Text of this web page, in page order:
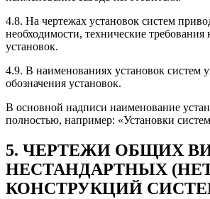
4.8. На чертежах установок систем
необходимости, технические
установок.
4.9. В наименованиях установок систем
обозначения установок.
В основной надписи наименование
полностью, например: «Установки
5. ЧЕРТЕЖИ ОБЩИХ
НЕСТАНДАРТНЫХ
КОНСТРУКЦИЙ